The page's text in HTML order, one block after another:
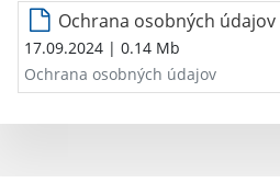
Ochrana osobných údajov
17.09.2024 | 0.14 Mb
Ochrana osobných údajov